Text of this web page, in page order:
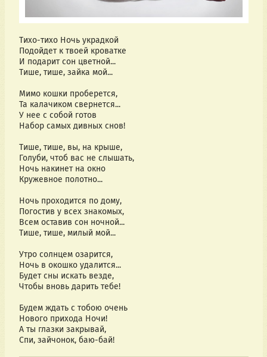
Тихо-тихо Ночь украдкой
Подойдет к твоей кроватке
И подарит сон цветной...
Тише, тише, зайка мой...
Мимо кошки проберется,
Та калачиком свернется...
У нее с собой готов
Набор самых дивных снов!
Тише, тише, вы, на крыше,
Голуби, чтоб вас не слышать,
Ночь накинет на окно
Кружевное полотно...
Ночь проходится по дому,
Погостив у всех знакомых,
Всем оставив сон ночной...
Тише, тише, милый мой...
Утро солнцем озарится,
Ночь в окошко удалится...
Будет сны искать везде,
Чтобы вновь дарить тебе!
Будем ждать с тобою очень
Нового прихода Ночи!
А ты глазки закрывай,
Спи, зайчонок, баю-бай!